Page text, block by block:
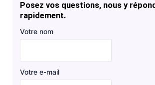
Posez vos questions, nous y
rapidement.
Votre nom
Votre e-mail